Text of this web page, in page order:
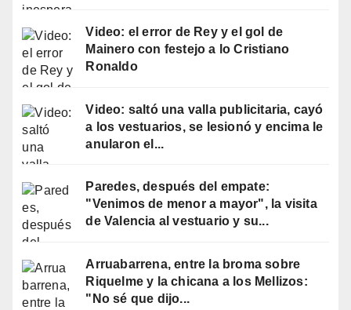
Video: el error de Rey y el gol de
Mainero con festejo a lo Cristiano
Ronaldo
Video: saltó una valla publicitaria, cayó
a los vestuarios, se lesionó y encima le
anularon el...
Paredes, después del empate:
"Venimos de menor a mayor", la visita
de Valencia al vestuario y su...
Arruabarrena, entre la broma sobre
Riquelme y la chicana a los Mellizos:
"No sé que dijo...